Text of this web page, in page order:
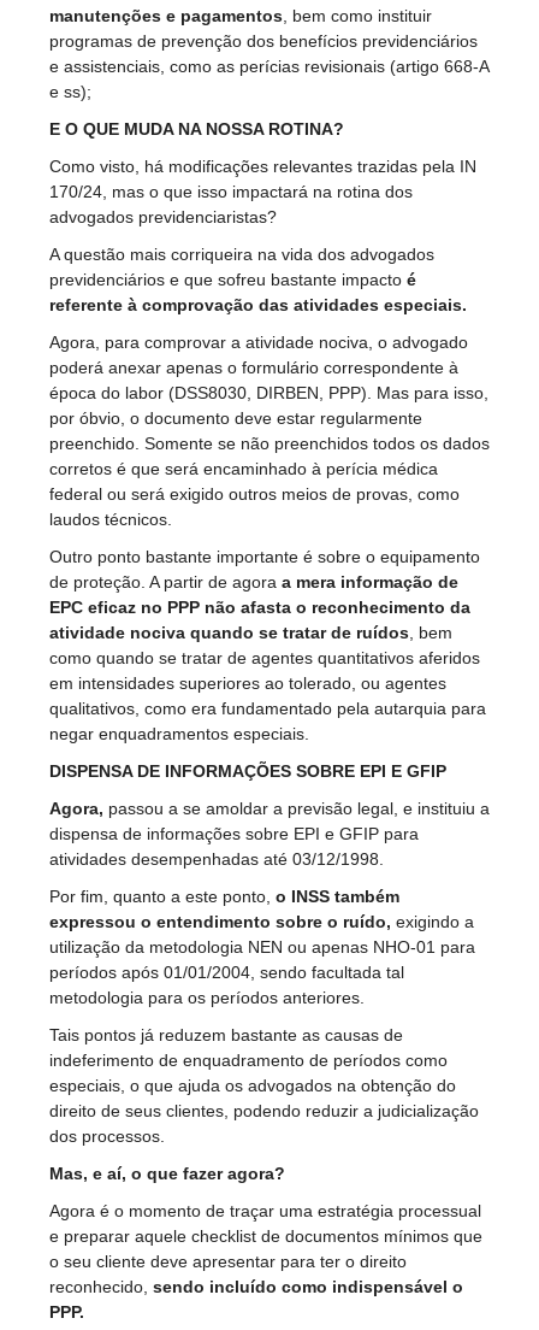
manutenções e pagamentos , bem como instituir
programas de prevenção dos benefícios previdenciários
e assistenciais, como as perícias revisionais (artigo 668-A
e ss);
E O QUE MUDA NA NOSSA ROTINA?
Como visto, há modificações relevantes trazidas pela IN
170/24, mas o que isso impactará na rotina dos
advogados previdenciaristas?
A questão mais corriqueira na vida dos advogados
previdenciários e que sofreu bastante impacto é
referente à comprovação das atividades especiais.
Agora, para comprovar a atividade nociva, o advogado
poderá anexar apenas o formulário correspondente à
época do labor (DSS8030, DIRBEN, PPP). Mas para isso,
por óbvio, o documento deve estar regularmente
preenchido. Somente se não preenchidos todos os dados
corretos é que será encaminhado à perícia médica
federal ou será exigido outros meios de provas, como
laudos técnicos.
Outro ponto bastante importante é sobre o equipamento
de proteção. A partir de agora a mera informação de
EPC eficaz no PPP não afasta o reconhecimento da
atividade nociva quando se tratar de ruídos , bem
como quando se tratar de agentes quantitativos aferidos
em intensidades superiores ao tolerado, ou agentes
qualitativos, como era fundamentado pela autarquia para
negar enquadramentos especiais.
DISPENSA DE INFORMAÇÕES SOBRE EPI E GFIP
Agora, passou a se amoldar a previsão legal, e instituiu a
dispensa de informações sobre EPI e GFIP para
atividades desempenhadas até 03/12/1998.
Por fim, quanto a este ponto, o INSS também
expressou o entendimento sobre o ruído, exigindo a
utilização da metodologia NEN ou apenas NHO-01 para
períodos após 01/01/2004, sendo facultada tal
metodologia para os períodos anteriores.
Tais pontos já reduzem bastante as causas de
indeferimento de enquadramento de períodos como
especiais, o que ajuda os advogados na obtenção do
direito de seus clientes, podendo reduzir a judicialização
dos processos.
Mas, e aí, o que fazer agora?
Agora é o momento de traçar uma estratégia processual
e preparar aquele checklist de documentos mínimos que
o seu cliente deve apresentar para ter o direito
reconhecido, sendo incluído como indispensável o
PPP.